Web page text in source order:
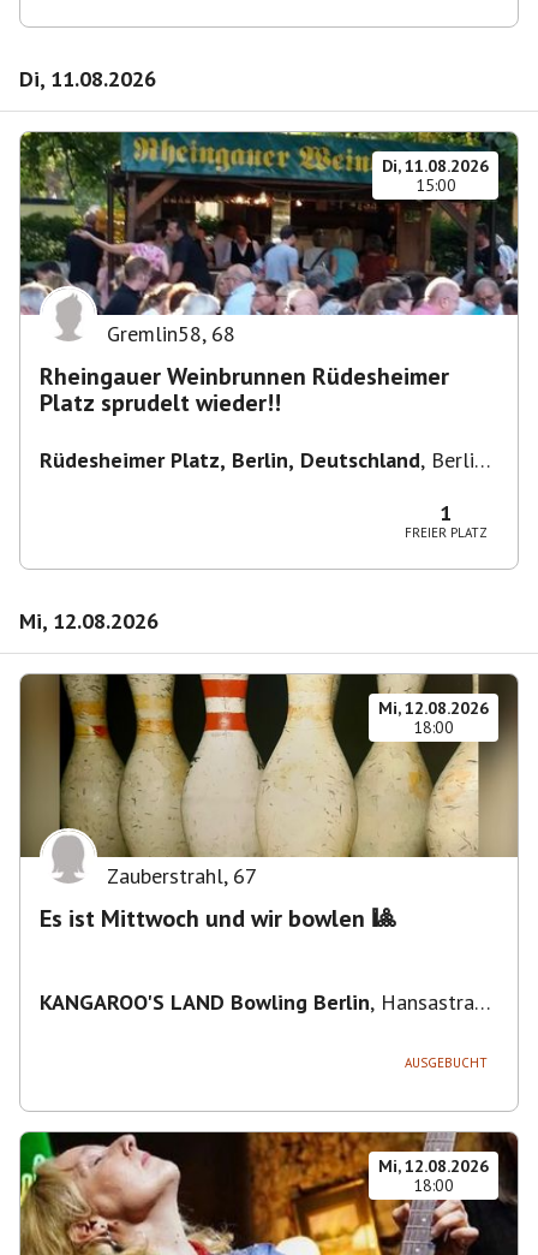
Di, 11.08.2026
Di, 11.08.2026
15:00
Gremlin58, 68
Rheingauer Weinbrunnen Rüdesheimer
Platz sprudelt wieder!!
Rüdesheimer Platz, Berlin, Deutschland, Berlin-
1
FREIER PLATZ
Mi, 12.08.2026
Mi, 12.08.2026
18:00
Zauberstrahl, 67
Es ist Mittwoch und wir bowlen 🎱
KANGAROO'S LAND Bowling Berlin, Hansastraße
AUSGEBUCHT
Mi, 12.08.2026
18:00